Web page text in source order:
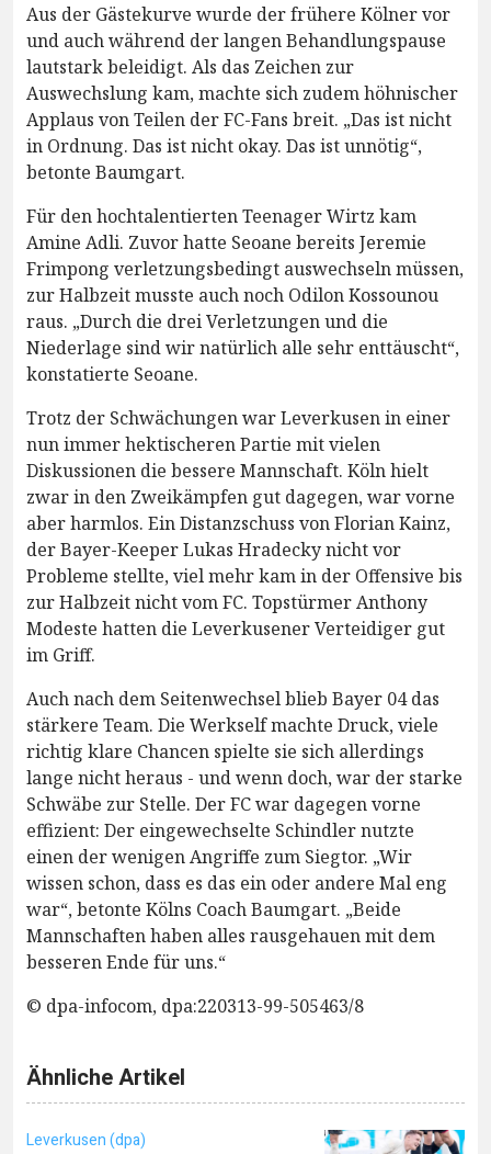
Aus der Gästekurve wurde der frühere Kölner vor
und auch während der langen Behandlungspause
lautstark beleidigt. Als das Zeichen zur
Auswechslung kam, machte sich zudem höhnischer
Applaus von Teilen der FC-Fans breit. „Das ist nicht
in Ordnung. Das ist nicht okay. Das ist unnötig“,
betonte Baumgart.
Für den hochtalentierten Teenager Wirtz kam
Amine Adli. Zuvor hatte Seoane bereits Jeremie
Frimpong verletzungsbedingt auswechseln müssen,
zur Halbzeit musste auch noch Odilon Kossounou
raus. „Durch die drei Verletzungen und die
Niederlage sind wir natürlich alle sehr enttäuscht“,
konstatierte Seoane.
Trotz der Schwächungen war Leverkusen in einer
nun immer hektischeren Partie mit vielen
Diskussionen die bessere Mannschaft. Köln hielt
zwar in den Zweikämpfen gut dagegen, war vorne
aber harmlos. Ein Distanzschuss von Florian Kainz,
der Bayer-Keeper Lukas Hradecky nicht vor
Probleme stellte, viel mehr kam in der Offensive bis
zur Halbzeit nicht vom FC. Topstürmer Anthony
Modeste hatten die Leverkusener Verteidiger gut
im Griff.
Auch nach dem Seitenwechsel blieb Bayer 04 das
stärkere Team. Die Werkself machte Druck, viele
richtig klare Chancen spielte sie sich allerdings
lange nicht heraus - und wenn doch, war der starke
Schwäbe zur Stelle. Der FC war dagegen vorne
effizient: Der eingewechselte Schindler nutzte
einen der wenigen Angriffe zum Siegtor. „Wir
wissen schon, dass es das ein oder andere Mal eng
war“, betonte Kölns Coach Baumgart. „Beide
Mannschaften haben alles rausgehauen mit dem
besseren Ende für uns.“
© dpa-infocom, dpa:220313-99-505463/8
Ähnliche Artikel
Leverkusen (dpa)